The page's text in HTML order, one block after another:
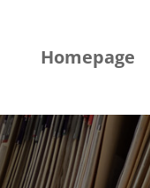
Homepage